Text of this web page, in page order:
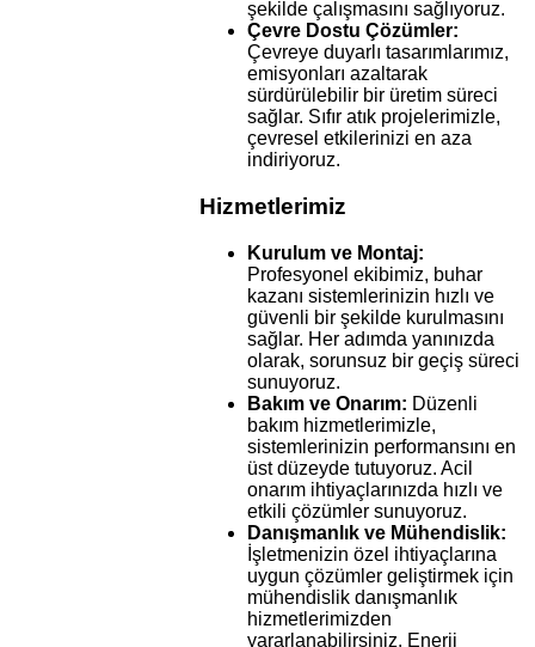
şekilde çalışmasını sağlıyoruz.
Çevre Dostu Çözümler:
Çevreye duyarlı tasarımlarımız,
emisyonları azaltarak
sürdürülebilir bir üretim süreci
sağlar. Sıfır atık projelerimizle,
çevresel etkilerinizi en aza
indiriyoruz.
Hizmetlerimiz
Kurulum ve Montaj:
Profesyonel ekibimiz, buhar
kazanı sistemlerinizin hızlı ve
güvenli bir şekilde kurulmasını
sağlar. Her adımda yanınızda
olarak, sorunsuz bir geçiş süreci
sunuyoruz.
Bakım ve Onarım: Düzenli
bakım hizmetlerimizle,
sistemlerinizin performansını en
üst düzeyde tutuyoruz. Acil
onarım ihtiyaçlarınızda hızlı ve
etkili çözümler sunuyoruz.
Danışmanlık ve Mühendislik:
İşletmenizin özel ihtiyaçlarına
uygun çözümler geliştirmek için
mühendislik danışmanlık
hizmetlerimizden
yararlanabilirsiniz. Enerji